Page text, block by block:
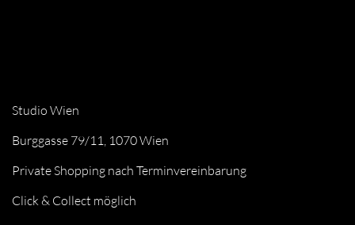
Studio Wien
Burggasse 79/11, 1070 Wien
Private Shopping nach Terminvereinbarung
Click & Collect möglich